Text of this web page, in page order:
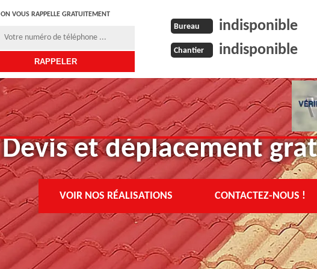
ON VOUS RAPPELLE GRATUITEMENT
Bureau indisponible
Chantier indisponible
Devis et déplacement
VOIR NOS RÉALISATIONS CONTACTEZ-NOUS !